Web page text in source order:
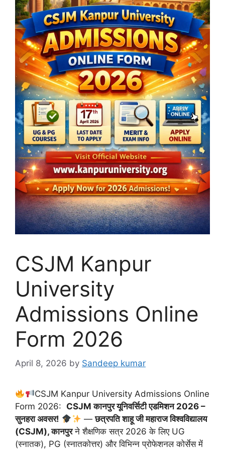
CSJM Kanpur
University
Admissions Online
Form 2026
April 8, 2026 by Sandeep kumar
CSJM Kanpur University Admissions Online
Form 2026: CSJM कानपुर यूनिवर्सिटी एडमिशन 2026 –
सुनहरा अवसर!
—छत्रपति शाहू जी महाराज विश्वविद्यालय
(CSJM), कानपुरने शैक्षणिक सत्र 2026 के लिए UG
(स्नातक), PG (स्नातकोत्तर) और विभिन्न प्रोफेशनल कोर्सेस में